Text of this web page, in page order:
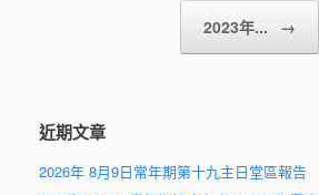
2023年... →
近期文章
2026年 8月9日常年期第十九主日堂區報告